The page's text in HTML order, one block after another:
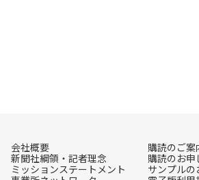
会社概要
新聞社綱領・記者理念
ミッションステートメント
購読のご案
購読のお申
サンプル